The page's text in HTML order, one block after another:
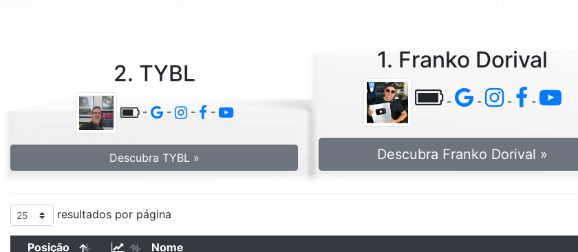
2. TYBL
- - - -
Descubra TYBL »
1. Franko Dorival
- - - -
Descubra Franko Dorival »
resultados por página
Posição Nome